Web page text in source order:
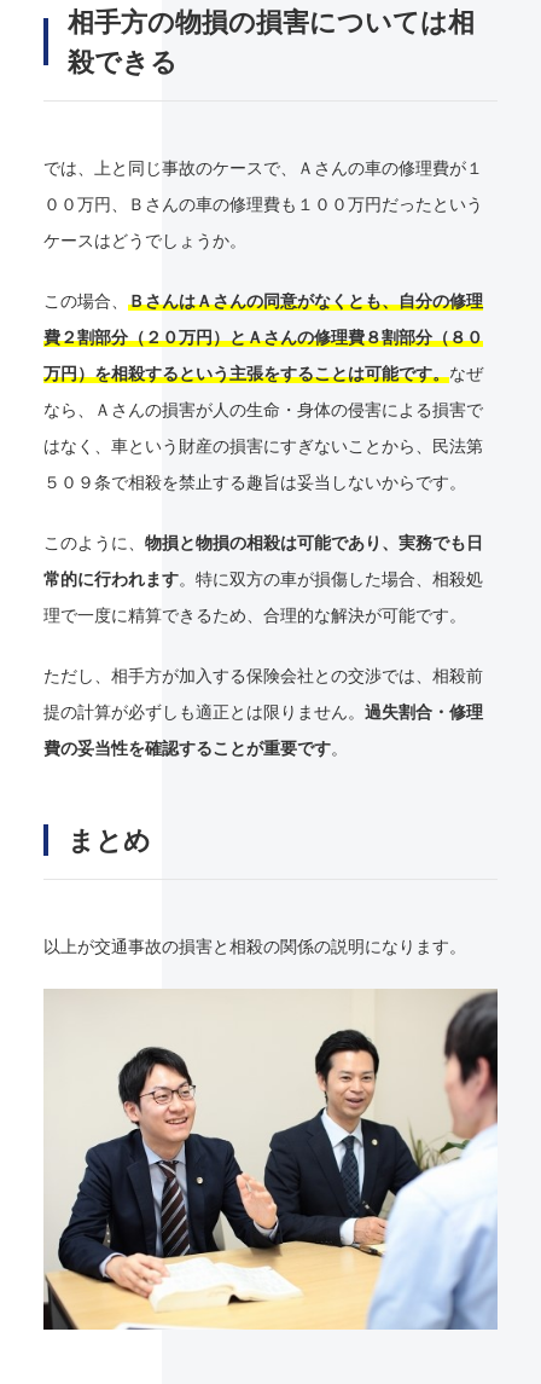
相手方の物損の損害については相
殺できる
では、上と同じ事故のケースで、Ａさんの車の修理費が１
００万円、Ｂさんの車の修理費も１００万円だったという
ケースはどうでしょうか。
この場合、 ＢさんはＡさんの同意がなくとも、自分の修理
費２割部分（２０万円）とＡさんの修理費８割部分（８０
万円）を相殺するという主張をすることは可能です。なぜ
なら、Ａさんの損害が人の生命・身体の侵害による損害で
はなく、車という財産の損害にすぎないことから、民法第
５０９条で相殺を禁止する趣旨は妥当しないからです。
このように、 物損と物損の相殺は可能であり、実務でも日
常的に行われます。特に双方の車が損傷した場合、相殺処
理で一度に精算できるため、合理的な解決が可能です。
ただし、相手方が加入する保険会社との交渉では、相殺前
提の計算が必ずしも適正とは限りません。 過失割合・修理
費の妥当性を確認することが重要です。
まとめ
以上が交通事故の損害と相殺の関係の説明になります。